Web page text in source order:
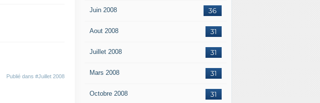
Publié dans #Juillet 2008
36
Juin 2008
31
Aout 2008
31
Juillet 2008
31
Mars 2008
31
Octobre 2008